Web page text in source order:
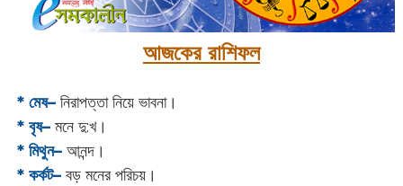
আজকের রাশিফল
* মেষ–নিরাপত্তা নিয়ে ভাবনা।
* বৃষ–মনে দু:‌খ।
* মিথুন–আনন্দ।
* কর্কট–বড় মনের পরিচয়।